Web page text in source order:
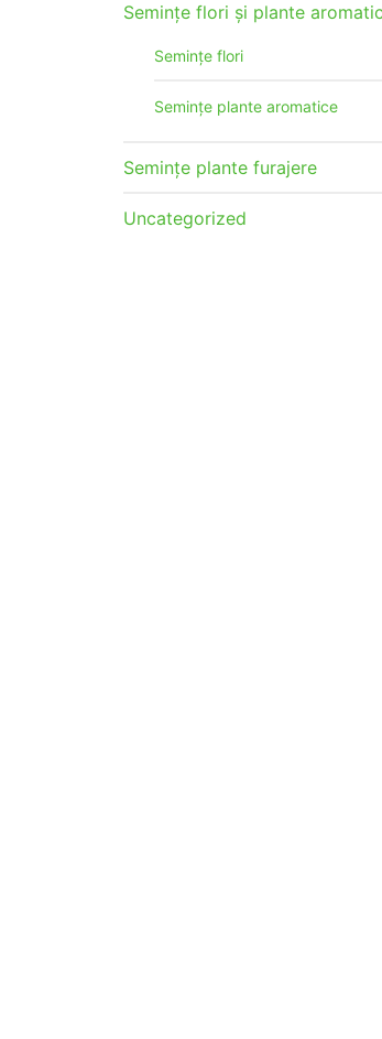
Semințe flori și plante
Semințe flori
Semințe plante aromatice
Semințe plante furajere
Uncategorized